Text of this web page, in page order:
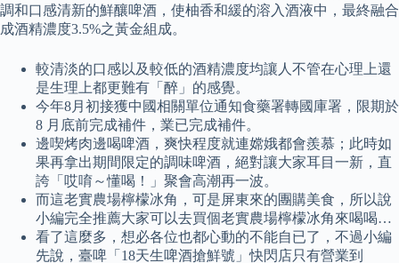
調和口感清新的鮮釀啤酒，使柚香和緩的溶入酒液中，最終融合
成酒精濃度3.5%之黃金組成。
較清淡的口感以及較低的酒精濃度均讓人不管在心理上還
是生理上都更難有「醉」的感覺。
今年8月初接獲中國相關單位通知食藥署轉國庫署，限期於
8 月底前完成補件，業已完成補件。
邊喫烤肉邊喝啤酒，爽快程度就連嫦娥都會羨慕；此時如
果再拿出期間限定的調味啤酒，絕對讓大家耳目一新，直
誇「哎唷～懂喝！」聚會高潮再一波。
而這老實農場檸檬冰角，可是屏東來的團購美食，所以說
小編完全推薦大家可以去買個老實農場檸檬冰角來喝喝…
看了這麼多，想必各位也都心動的不能自已了，不過小編
先說，臺啤「18天生啤酒搶鮮號」快閃店只有營業到